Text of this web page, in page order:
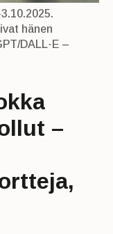
hänen
DALL·E –
–